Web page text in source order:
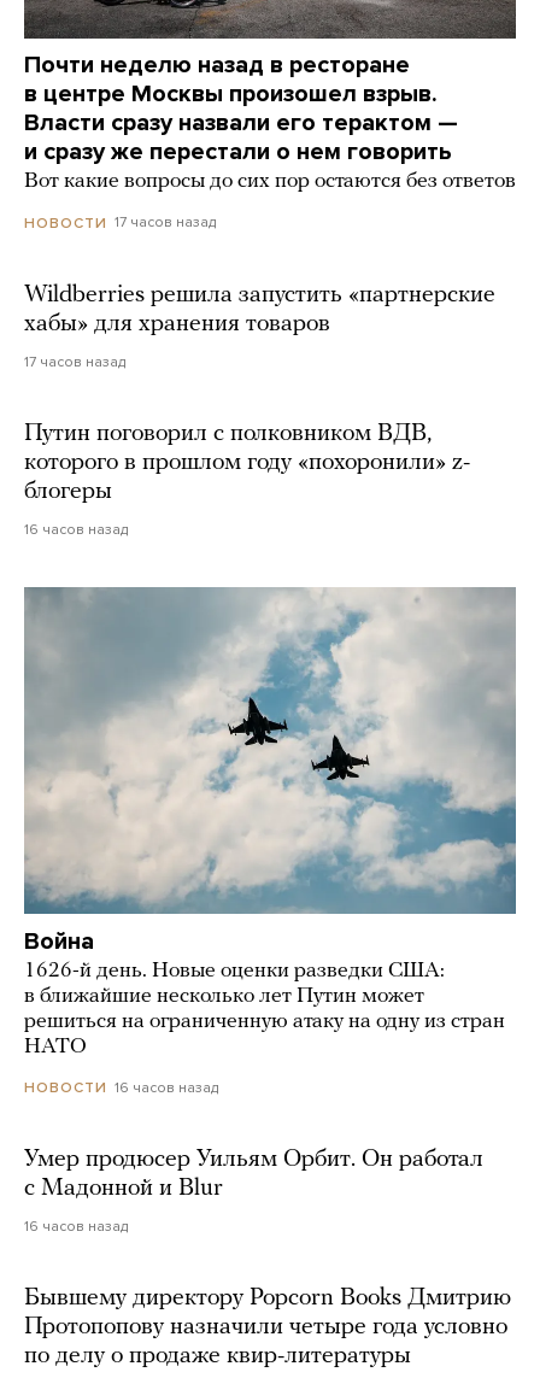
Почти неделю назад в ресторане
в центре Москвы произошел взрыв.
Власти сразу назвали его терактом —
и сразу же перестали о нем говорить
Вот какие вопросы до сих пор остаются без ответов
НОВОСТИ 17 часов назад
Wildberries решила запустить «партнерские
хабы» для хранения товаров
17 часов назад
Путин поговорил с полковником ВДВ,
которого в прошлом году «похоронили» z-
блогеры
16 часов назад
Война
1626-й день. Новые оценки разведки США:
в ближайшие несколько лет Путин может
решиться на ограниченную атаку на одну из стран
НАТО
НОВОСТИ 16 часов назад
Умер продюсер Уильям Орбит. Он работал
с Мадонной и Blur
16 часов назад
Бывшему директору Popcorn Books Дмитрию
Протопопову назначили четыре года условно
по делу о продаже квир-литературы